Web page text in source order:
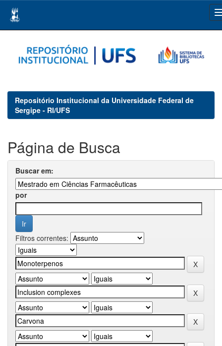
navigation
Repositório Institucional da Universidade Federal de
Sergipe - RI/UFS
Página de Busca
Buscar em:
por
Filtros correntes: